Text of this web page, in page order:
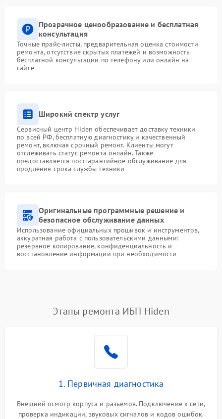
Прозрачное ценообразование и бесплатная
консультация
Точные прайс-листы, предварительная оценка стоимости
ремонта, отсутствие скрытых платежей и возможность
бесплатной консультации по телефону или онлайн на
сайте
Широкий спектр услуг
Сервисный центр Hiden обеспечивает доставку техники
по всей РФ, бесплатную диагностику и качественный
ремонт, включая срочный ремонт. Клиенты могут
отслеживать статус ремонта онлайн. Также
предоставляется постгарантийное обслуживание для
продления срока службы техники
Оригинальные программные решение и
безопасное обслуживание данных
Использование официальных прошивок и инструментов,
аккуратная работа с пользовательскими данными:
резервное копирование, конфиденциальность и
восстановление информации при необходимости
Этапы ремонта ИБП Hiden
1. Первичная диагностика
Внешний осмотр корпуса и разъемов. Подключение к сети,
проверка индикации, звуковых сигналов и кодов ошибок.